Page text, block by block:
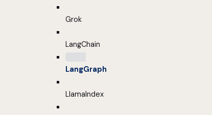
Grok
LangChain
LangGraph
LlamaIndex